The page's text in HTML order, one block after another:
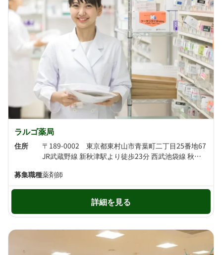
ラルゴ薬局
住所
〒189-0002 東京都東村山市青葉町二丁目25番地67
JR武蔵野線 新秋津駅より徒歩23分 西武池袋線 秋津駅より徒歩24分
募集職種薬剤師
詳細を見る